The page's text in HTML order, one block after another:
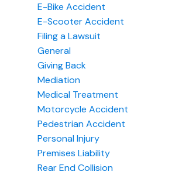
E-Bike Accident
E-Scooter Accident
Filing a Lawsuit
General
Giving Back
Mediation
Medical Treatment
Motorcycle Accident
Pedestrian Accident
Personal Injury
Premises Liability
Rear End Collision